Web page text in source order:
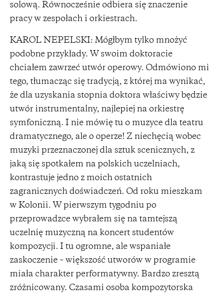
solową. Równocześnie odbiera się znaczenie
pracy w zespołach i orkiestrach.
KAROL NEPELSKI: Mógłbym tylko mnożyć
podobne przykłady. W swoim doktoracie
chciałem zawrzeć utwór operowy. Odmówiono mi
tego, tłumacząc się tradycją, z której ma wynikać,
że dla uzyskania stopnia doktora właściwy będzie
utwór instrumentalny, najlepiej na orkiestrę
symfoniczną. I nie mówię tu o muzyce dla teatru
dramatycznego, ale o operze! Z niechęcią wobec
muzyki przeznaczonej dla sztuk scenicznych, z
jaką się spotkałem na polskich uczelniach,
kontrastuje jedno z moich ostatnich
zagranicznych doświadczeń. Od roku mieszkam
w Kolonii. W pierwszym tygodniu po
przeprowadzce wybrałem się na tamtejszą
uczelnię muzyczną na koncert studentów
kompozycji. I tu ogromne, ale wspaniałe
zaskoczenie – większość utworów w programie
miała charakter performatywny. Bardzo zresztą
zróżnicowany. Czasami osoba kompozytorska